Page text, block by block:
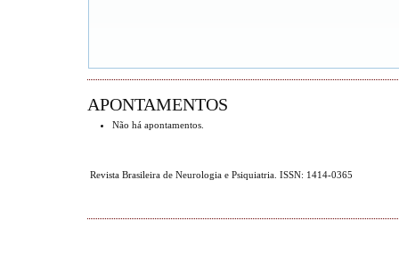
APONTAMENTOS
Não há apontamentos.
Revista Brasileira de Neurologia e Psiquiatria. ISSN: 1414-0365